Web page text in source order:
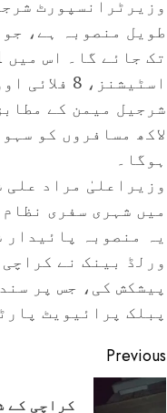
طویل منصوبہ ہے،
اسٹیشنز، 8 فلائی اوورز اور 3 انڈر گراؤنڈ اسٹیشنز شامل ہوں گے۔
ہوگا۔
وزیراعلیٰ مراد علی
میں شہری سفری
یہ منصوبہ
ورلڈ بینک نے
پیشکش کی، جس پر
پبلک پرائیویٹ
Continue
Reading
Previous
کراچی کے